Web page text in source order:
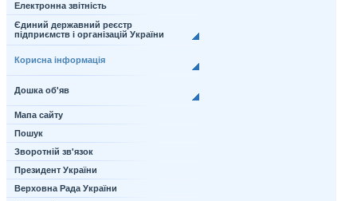
Електронна звітність
Єдиний державний реєстр
підприємств і організацій України
Корисна інформація
Дошка об'яв
Мапа сайту
Пошук
Зворотній зв'язок
Президент України
Верховна Рада України